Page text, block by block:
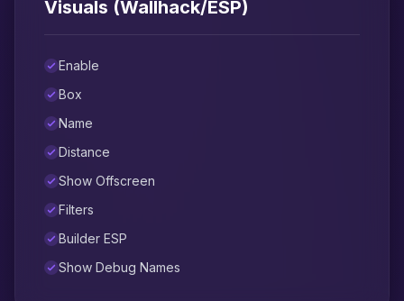
Visuals (Wallhack/ESP)
Enable
Box
Name
Distance
Show Offscreen
Filters
Builder ESP
Show Debug Names